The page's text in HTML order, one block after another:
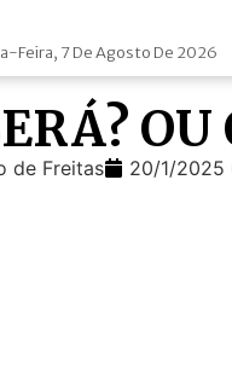
Feira, 7 De Agosto De 2026
de Freitas 20/1/2025